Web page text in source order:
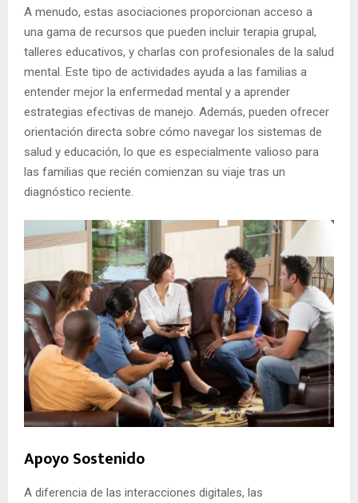
A menudo, estas asociaciones proporcionan acceso a
una gama de recursos que pueden incluir terapia grupal,
talleres educativos, y charlas con profesionales de la salud
mental. Este tipo de actividades ayuda a las familias a
entender mejor la enfermedad mental y a aprender
estrategias efectivas de manejo. Además, pueden ofrecer
orientación directa sobre cómo navegar los sistemas de
salud y educación, lo que es especialmente valioso para
las familias que recién comienzan su viaje tras un
diagnóstico reciente.
Apoyo Sostenido
A diferencia de las interacciones digitales, las